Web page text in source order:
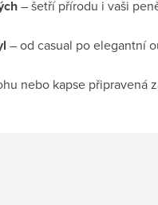
– šetří přírodu i vaši
– od casual po elegantní
nebo kapse připravená